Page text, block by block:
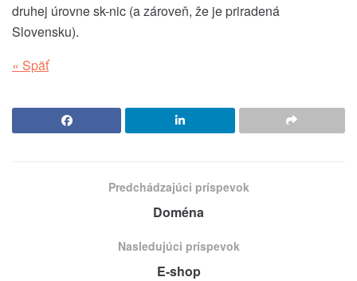
druhej úrovne sk-nic (a zároveň, že je priradená
Slovensku).
« Späť
Predchádzajúci príspevok
Doména
Nasledujúci príspevok
E-shop